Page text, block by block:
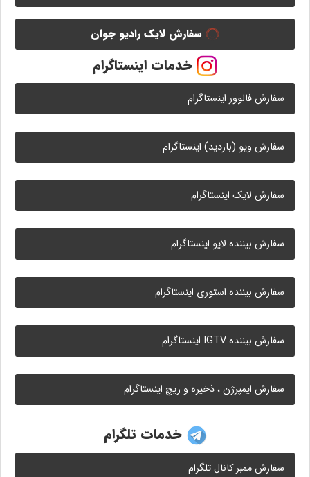
سفارش لایک رادیو جوان
خدمات اینستاگرام
سفارش فالوور اینستاگرام
سفارش ویو (بازدید) اینستاگرام
سفارش لایک اینستاگرام
سفارش بیننده لایو اینستاگرام
سفارش بیننده استوری اینستاگرام
سفارش بیننده IGTV اینستاگرام
سفارش ایمپرژن ، ذخیره و ریچ اینستاگرام
خدمات تلگرام
سفارش ممبر کانال تلگرام